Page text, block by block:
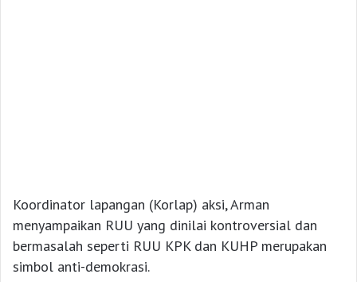
Koordinator lapangan (Korlap) aksi, Arman
menyampaikan RUU yang dinilai kontroversial dan
bermasalah seperti RUU KPK dan KUHP merupakan
simbol anti-demokrasi.